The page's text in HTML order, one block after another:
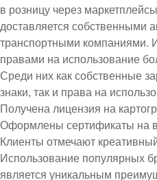
в розницу через
доставляется собственными
транспортными компаниями.
правами на использование
Среди них как собственные
знаки, так и права на
Получена лицензия на
Оформлены сертификаты на
Клиенты отмечают
Использование популярных
является уникальным